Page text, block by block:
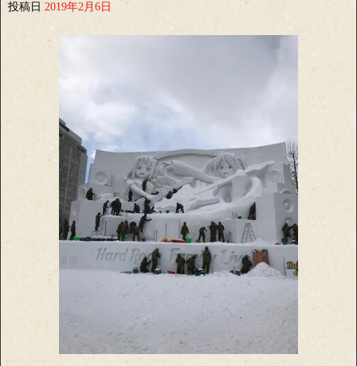
投稿日 2019年2月6日